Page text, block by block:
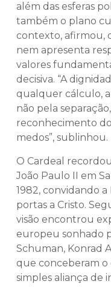
além das esferas
também o plano
contexto, afirmou,
nem apresenta
valores
decisiva. “A
qualquer cálculo,
não pela
reconhecimento
medos”, sublinhou.
O Cardeal
João Paulo II em
1982, convidando
portas a Cristo.
visão encontrou
europeu sonhado
Schuman, Konrad
que conceberam
simples aliança de